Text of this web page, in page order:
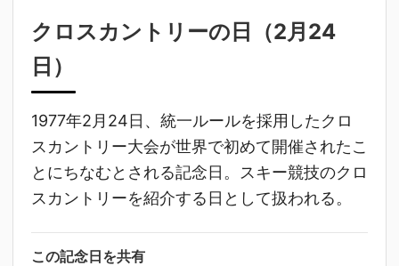
クロスカントリーの日（2月24
日 ）
1977年2月24日、統一ルールを採用したクロ
スカントリー大会が世界で初めて開催されたこ
とにちなむとされる記念日。スキー競技のクロ
スカントリーを紹介する日として扱われる。
この記念日を共有